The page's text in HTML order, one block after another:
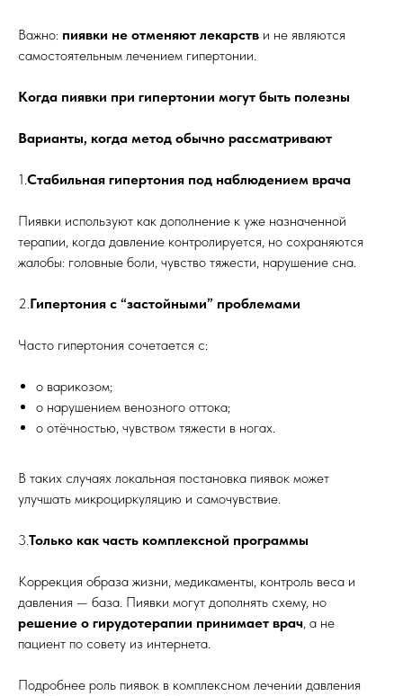
Важно: пиявки не отменяют лекарств и не являются
самостоятельным лечением гипертонии.
Когда пиявки при гипертонии могут быть полезны
Варианты, когда метод обычно рассматривают
1.Стабильная гипертония под наблюдением врача
Пиявки используют как дополнение к уже назначенной
терапии, когда давление контролируется, но сохраняются
жалобы: головные боли, чувство тяжести, нарушение сна.
2.Гипертония с “застойными” проблемами
Часто гипертония сочетается с:
o варикозом;
o нарушением венозного оттока;
o отёчностью, чувством тяжести в ногах.
В таких случаях локальная постановка пиявок может
улучшать микроциркуляцию и самочувствие.
3.Только как часть комплексной программы
Коррекция образа жизни, медикаменты, контроль веса и
давления — база. Пиявки могут дополнять схему, но
решение о гирудотерапии принимает врач, а не
пациент по совету из интернета.
Подробнее роль пиявок в комплексном лечении давления